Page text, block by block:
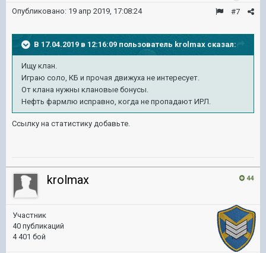
#7
Опубликовано: 19 апр 2019, 17:08:24
В 17.04.2019 в 12:16:09 пользователь krolmax сказал:
Ищу клан.
Играю соло, КБ и прочая движуха не интересует.
От клана нужны клановые бонусы.
Нефть фармлю исправно, когда не пропадают ИРЛ.
Ссылку на статистику добавьте.
44
krolmax
Участник
40 публикаций
4 401 бой